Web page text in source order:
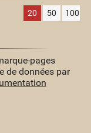
20 50 100
pages
de données par